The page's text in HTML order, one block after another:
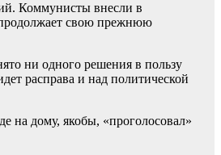
Коммунисты внесли в
продолжает свою прежнюю
ни одного решения в пользу
расправа и над политической
на дому, якобы, «проголосовал»